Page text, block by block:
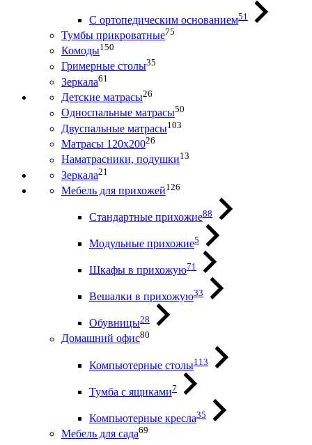
С ортопедическим основанием51
Тумбы прикроватные75
Комоды150
Гримерные столы35
Зеркала61
Детские матрасы26
Односпальные матрасы50
Двуспальные матрасы103
Матрасы 120х20026
Наматрасники, подушки13
Зеркала21
Мебель для прихожей126
Стандартные прихожие88
Модульные прихожие5
Шкафы в прихожую71
Вешалки в прихожую33
Обувницы28
Домашний офис80
Компьютерные столы113
Тумба с ящиками7
Компьютерные кресла35
Мебель для сада69